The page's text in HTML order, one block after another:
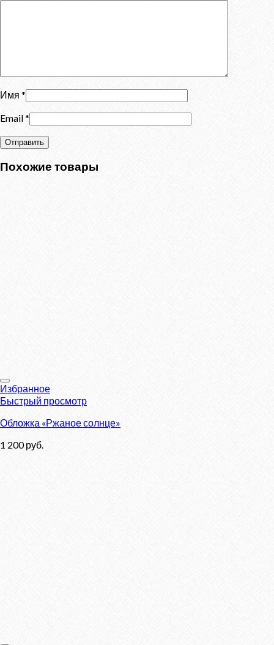
Имя *
Email*
Похожие товары
Избранное
Быстрый просмотр
Обложка «Ржаное солнце»
1 200руб.